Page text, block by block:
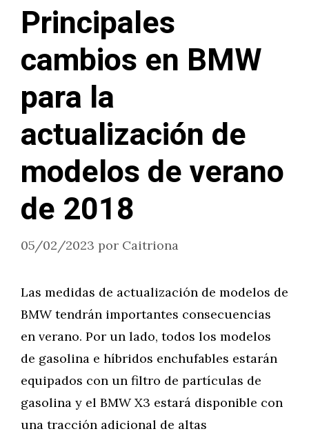
Principales
cambios en BMW
para la
actualización de
modelos de verano
de 2018
05/02/2023 por Caitriona
Las medidas de actualización de modelos de
BMW tendrán importantes consecuencias
en verano. Por un lado, todos los modelos
de gasolina e híbridos enchufables estarán
equipados con un filtro de partículas de
gasolina y el BMW X3 estará disponible con
una tracción adicional de altas